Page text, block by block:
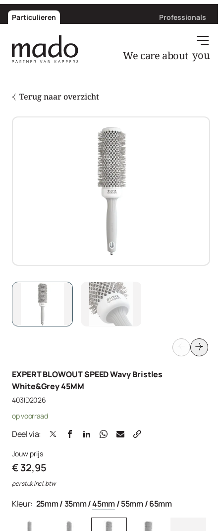
Particulieren Professionals
We care about you
Terug naar overzicht
EXPERT BLOWOUT SPEED Wavy Bristles
White&Grey 45MM
403ID2026
op voorraad
Deel via:
Jouw prijs
€ 32,95
per stuk incl. btw
Kleur: 25mm/35mm/45mm/55mm/65mm